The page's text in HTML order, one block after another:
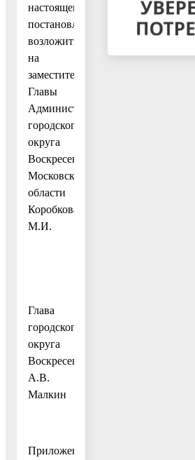
настоящего
постановления
возложить
на
заместителя
Главы
Администрации
городского
округа
Воскресенск
Московской
области
Коробкова
М.И.
Глава
городского
округа
Воскресенск
А.В.
Малкин
Приложение